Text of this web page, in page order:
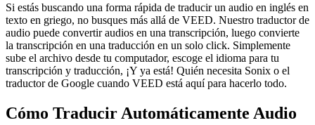
Si estás buscando una forma rápida de traducir un audio en inglés en
texto en griego, no busques más allá de VEED. Nuestro traductor de
audio puede convertir audios en una transcripción, luego convierte
la transcripción en una traducción en un solo click. Simplemente
sube el archivo desde tu computador, escoge el idioma para tu
transcripción y traducción, ¡Y ya está! Quién necesita Sonix o el
traductor de Google cuando VEED está aquí para hacerlo todo.
Cómo Traducir Automáticamente Audio